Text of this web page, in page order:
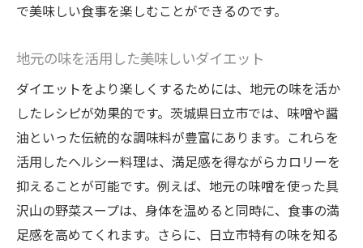
で美味しい食事を楽しむことができるのです。
地元の味を活用した美味しいダイエット
ダイエットをより楽しくするためには、地元の味を活か
したレシピが効果的です。茨城県日立市では、味噌や醤
油といった伝統的な調味料が豊富にあります。これらを
活用したヘルシー料理は、満足感を得ながらカロリーを
抑えることが可能です。例えば、地元の味噌を使った具
沢山の野菜スープは、身体を温めると同時に、食事の満
足感を高めてくれます。さらに、日立市特有の味を知る